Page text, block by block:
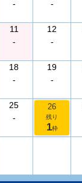
-
-
11
-
12
-
18
-
19
-
25
-
26
残り
1枠